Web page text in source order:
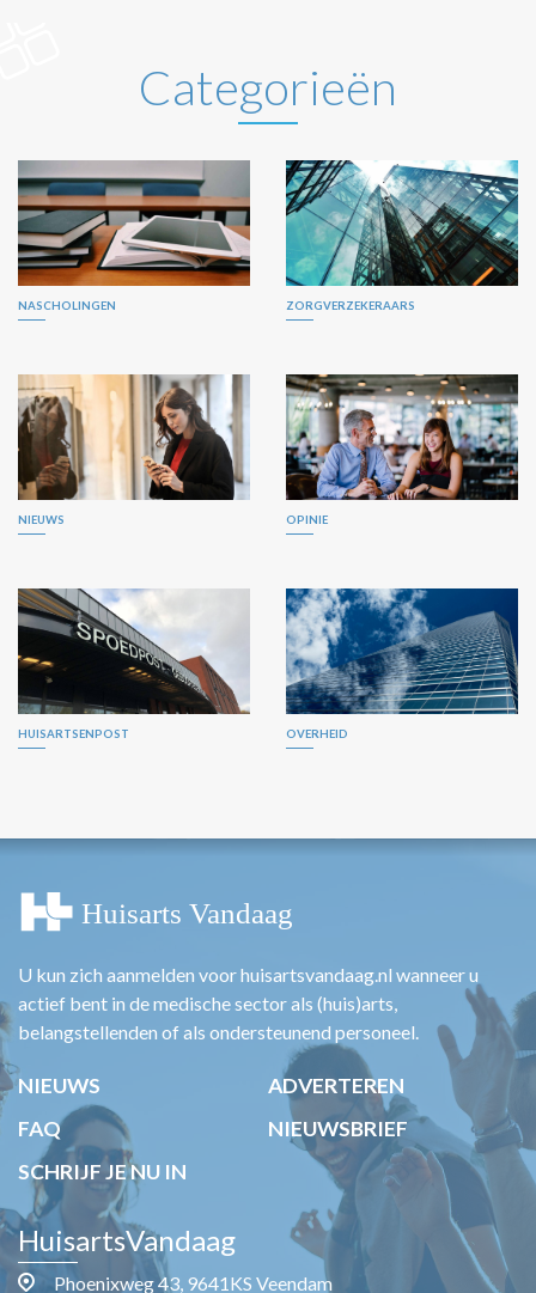
Categorieën
NASCHOLINGEN ZORGVERZEKERAARS
NIEUWS OPINIE
HUISARTSENPOST OVERHEID
U kun zich aanmelden voor huisartsvandaag.nl wanneer u
actief bent in de medische sector als (huis)arts,
belangstellenden of als ondersteunend personeel.
NIEUWS
ADVERTEREN
FAQ
NIEUWSBRIEF
SCHRIJF JE NU IN
HuisartsVandaag
Phoenixweg 43, 9641KS Veendam